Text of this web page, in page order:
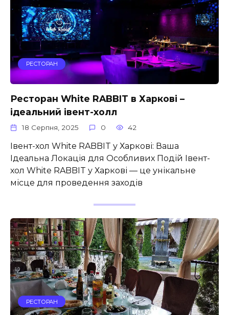
РЕСТОРАН
Ресторан White RABBIT в Харкові –
ідеальний івент-холл
18 Серпня, 2025 0 42
Івент-хол White RABBIT у Харкові: Ваша
Ідеальна Локація для Особливих Подій Івент-
хол White RABBIT у Харкові — це унікальне
місце для проведення заходів
РЕСТОРАН